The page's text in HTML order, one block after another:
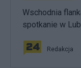
Wschodnia
spotkanie w
Redakcja